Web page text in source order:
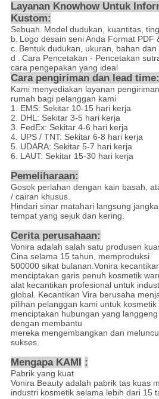
Layanan Knowhow Untuk
Kustom:
Sebuah. Model dudukan, kuantitas,
b. Logo desain seni Anda Format PDF
c. Bentuk dudukan, ukuran, bahan dan
d . Cara Pencetakan - Pencetakan
cara pengepakan yang ideal
Cara pengiriman dan lead time:
Kami menyediakan layanan
rumah bagi pelanggan kami
1. EMS: Sekitar 10-15 hari kerja
2. DHL: Sekitar 3-5 hari kerja
3. FedEx: Sekitar 4-6 hari kerja
4. UPS / TNT: Sekitar 6-8 hari kerja
5. UDARA: Sekitar 5-7 hari kerja
6. LAUT: Sekitar 15-30 hari kerja
Pemeliharaan:
Gosok perlahan dengan kain basah,
/ cairan khusus.
Hindari sinar matahari langsung
tempat yang sejuk dan kering.
Cerita perusahaan:
Vonira adalah salah satu produsen
Cina selama 15 tahun, memproduksi
500000 sikat bulanan.Vonira
menciptakan garis penuh kosmetik
alat kecantikan profesional untuk
global. Kecantikan Vira berusaha
pilihan pelanggan kami untuk
menciptakan hubungan yang
dengan membantu
mereka mengembangkan dan
sukses.
Mengapa KAMI :
Pabrik yang kuat
Vonira Beauty adalah pabrik tas kuas
industri kosmetik selama lebih dari 15